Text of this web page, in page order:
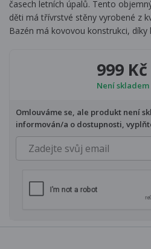
časech letních úpalů. Tento
děti má třívrstvé stěny vyrobené z
Bazén má kovovou konstrukci,
999 Kč
Není skladem
Omlouváme se, ale produkt není
informován/a o dostupnosti,